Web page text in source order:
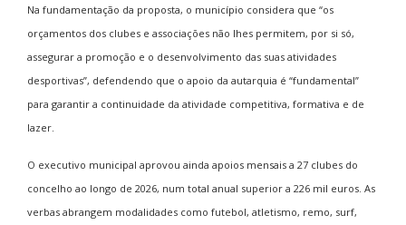
Na fundamentação da proposta, o município considera que “os
orçamentos dos clubes e associações não lhes permitem, por si só,
assegurar a promoção e o desenvolvimento das suas atividades
desportivas”, defendendo que o apoio da autarquia é “fundamental”
para garantir a continuidade da atividade competitiva, formativa e de
lazer.
O executivo municipal aprovou ainda apoios mensais a 27 clubes do
concelho ao longo de 2026, num total anual superior a 226 mil euros. As
verbas abrangem modalidades como futebol, atletismo, remo, surf,